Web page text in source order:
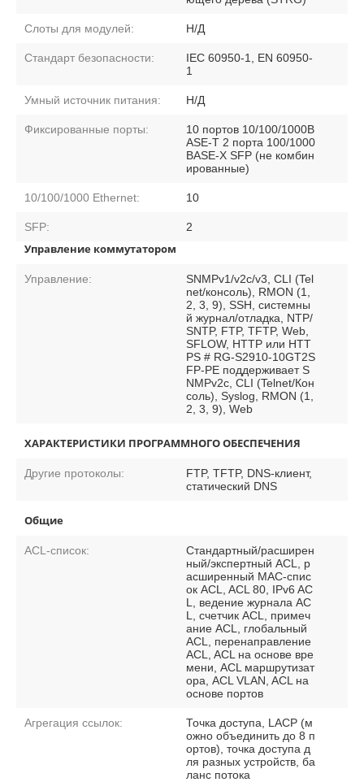
Слоты для модулей: Н/Д
Стандарт безопасности:
IEC 60950-1, EN 60950-
1
Умный источник питания: Н/Д
Фиксированные порты:
10 портов 10/100/1000B
ASE-T 2 порта 100/1000
BASE-X SFP (не комбин
ированные)
10/100/1000 Ethernet: 10
SFP: 2
Управление коммутатором
Управление:
SNMPv1/v2c/v3, CLI (Tel
net/консоль), RMON (1,
2, 3, 9), SSH, системны
й журнал/отладка, NTP/
SNTP, FTP, TFTP, Web,
SFLOW, HTTP или HTT
PS # RG-S2910-10GT2S
FP-PE поддерживает S
NMPv2c, CLI (Telnet/Кон
соль), Syslog, RMON (1,
2, 3, 9), Web
ХАРАКТЕРИСТИКИ ПРОГРАММНОГО ОБЕСПЕЧЕНИЯ
Другие протоколы:
FTP, TFTP, DNS-клиент,
статический DNS
Общие
ACL-список:
Стандартный/расширен
ный/экспертный ACL, р
асширенный MAC-спис
ок ACL, ACL 80, IPv6 AC
L, ведение журнала AC
L, счетчик ACL, примеч
ание ACL, глобальный
ACL, перенаправление
ACL, ACL на основе вре
мени, ACL маршрутизат
ора, ACL VLAN, ACL на
основе портов
Агрегация ссылок:
Точка доступа, LACP (м
ожно объединить до 8 п
ортов), точка доступа д
ля разных устройств, ба
ланс потока